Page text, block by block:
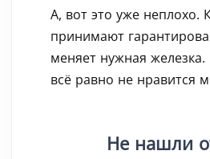
А, вот это уже неплохо.
принимают
меняет нужная
всё равно не нравится
Не нашли